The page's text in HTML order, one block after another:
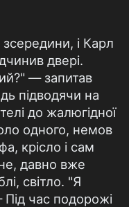
і Карл
двері.
— запитав
підводячи на
до жалюгідної
одного, немов
крісло і сам
давно вже
світло. "Я
час подорожі